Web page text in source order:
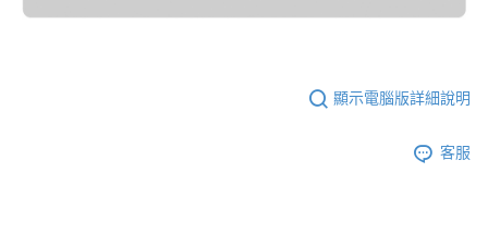
顯示電腦版詳細說明
客服